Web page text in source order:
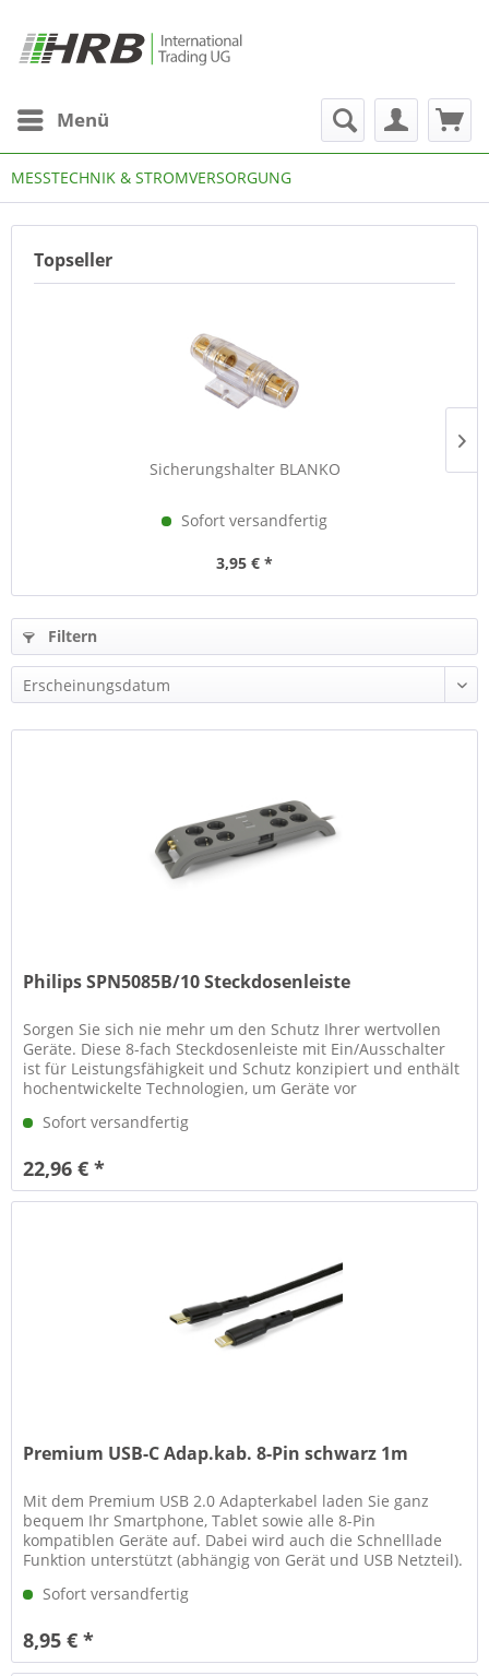
Menü
MESSTECHNIK & STROMVERSORGUNG
Topseller
Sicherungshalter BLANKO
Sofort versandfertig
3,95 € *
Filtern
Philips SPN5085B/10 Steckdosenleiste
Sorgen Sie sich nie mehr um den Schutz Ihrer wertvollen
Geräte. Diese 8-fach Steckdosenleiste mit Ein/Ausschalter
ist für Leistungsfähigkeit und Schutz konzipiert und enthält
hochentwickelte Technologien, um Geräte vor
Sofort versandfertig
22,96 € *
Premium USB-C Adap.kab. 8-Pin schwarz 1m
Mit dem Premium USB 2.0 Adapterkabel laden Sie ganz
bequem Ihr Smartphone, Tablet sowie alle 8-Pin
kompatiblen Geräte auf. Dabei wird auch die Schnelllade
Funktion unterstützt (abhängig von Gerät und USB Netzteil).
Sofort versandfertig
8,95 € *